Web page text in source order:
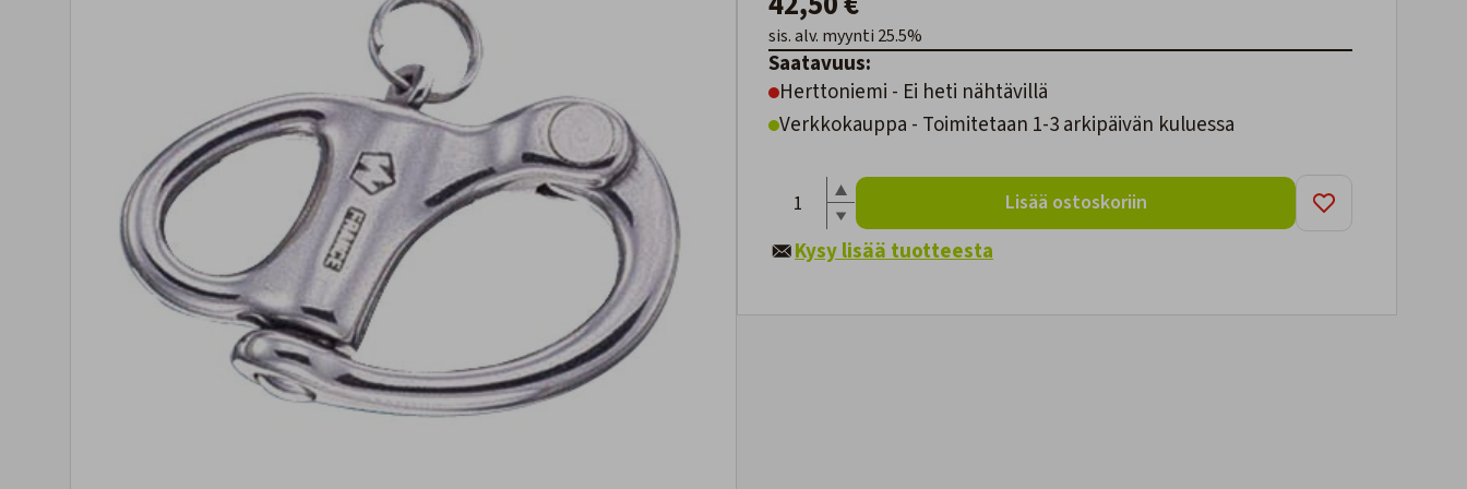
sis. alv. myynti 25.5%
Saatavuus:
Herttoniemi - Ei heti nähtävillä
Verkkokauppa - Toimitetaan 1-3 arkipäivän kuluessa
Lisää ostoskoriin
Kysy lisää tuotteesta